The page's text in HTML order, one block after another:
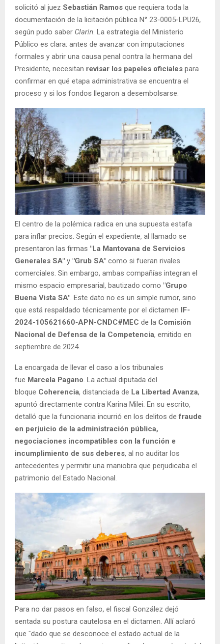
solicitó al juez Sebastián Ramos que requiera toda la
documentación de la licitación pública N° 23-0005-LPU26,
según pudo saber Clarin. La estrategia del Ministerio
Público es clara: antes de avanzar con imputaciones
formales y abrir una causa penal contra la hermana del
Presidente, necesitan revisar los papeles oficiales para
confirmar en qué etapa administrativa se encuentra el
proceso y si los fondos llegaron a desembolsarse.
El centro de la polémica radica en una supuesta estafa
para inflar precios. Según el expediente, al llamado se
presentaron las firmas "La Mantovana de Servicios
Generales SA" y "Grub SA" como si fueran rivales
comerciales. Sin embargo, ambas compañías integran el
mismo espacio empresarial, bautizado como "Grupo
Buena Vista SA". Este dato no es un simple rumor, sino
que está respaldado técnicamente por el dictamen
IF-
2024-105621660-APN-CNDC#MEC de la Comisión
Nacional de Defensa de la Competencia, emitido en
septiembre de 2024.
La encargada de llevar el caso a los tribunales
fue Marcela Pagano. La actual diputada del
bloque Coherencia, distanciada de La Libertad Avanza,
apuntó directamente contra Karina Milei. En su escrito,
detalló que la funcionaria incurrió en los delitos defraude
en perjuicio de la administración pública,
negociaciones incompatibles con la función e
incumplimiento de sus deberes, al no auditar los
antecedentes y permitir una maniobra que perjudicaba el
patrimonio del Estado Nacional.
Para no dar pasos en falso, el fiscal González dejó
sentada su postura cautelosa en el dictamen. Allí aclaró
que "dado que se desconoce el estado actual de la